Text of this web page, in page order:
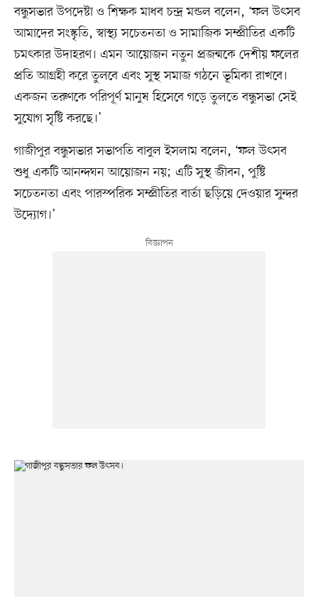
বন্ধুসভার উপদেষ্টা ও শিক্ষক মাধব চন্দ্র মন্ডল বলেন, ‘ফল উৎসব
আমাদের সংস্কৃতি, স্বাস্থ্য সচেতনতা ও সামাজিক সম্প্রীতির একটি
চমৎকার উদাহরণ। এমন আয়োজন নতুন প্রজন্মকে দেশীয় ফলের
প্রতি আগ্রহী করে তুলবে এবং সুস্থ সমাজ গঠনে ভূমিকা রাখবে।
একজন তরুণকে পরিপূর্ণ মানুষ হিসেবে গড়ে তুলতে বন্ধুসভা সেই
সুযোগ সৃষ্টি করছে।’
গাজীপুর বন্ধুসভার সভাপতি বাবুল ইসলাম বলেন, ‘ফল উৎসব
শুধু একটি আনন্দঘন আয়োজন নয়; এটি সুস্থ জীবন, পুষ্টি
সচেতনতা এবং পারস্পরিক সম্প্রীতির বার্তা ছড়িয়ে দেওয়ার সুন্দর
উদ্যোগ।’